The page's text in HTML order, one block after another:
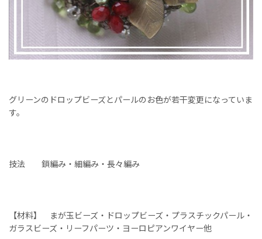
グリーンのドロップビーズとパールのお色が若干変更になっていま
す。
技法 鎖編み・細編み・長々編み
【材料】 まが玉ビーズ・ドロップビーズ・プラスチックパール・
ガラスビーズ・リーフパーツ・ヨーロピアンワイヤー他